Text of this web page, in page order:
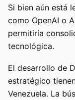
Si bien aún está
como OpenAI o
permitiría
tecnológica.
El desarrollo de
estratégico
Venezuela. La